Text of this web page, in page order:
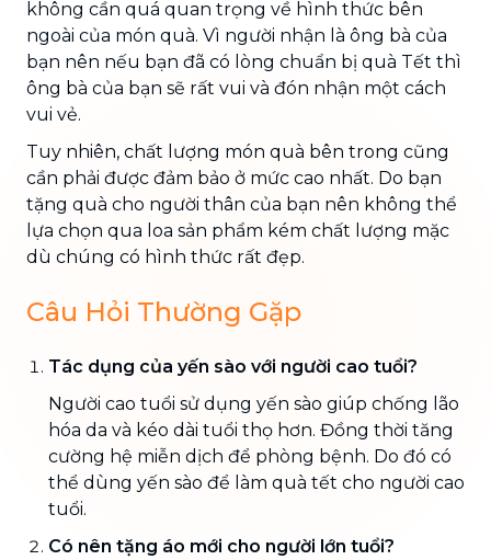
không cần quá quan trọng về hình thức bên
ngoài của món quà. Vì người nhận là ông bà của
bạn nên nếu bạn đã có lòng chuẩn bị quà Tết thì
ông bà của bạn sẽ rất vui và đón nhận một cách
vui vẻ.
Tuy nhiên, chất lượng món quà bên trong cũng
cần phải được đảm bảo ở mức cao nhất. Do bạn
tặng quà cho người thân của bạn nên không thể
lựa chọn qua loa sản phẩm kém chất lượng mặc
dù chúng có hình thức rất đẹp.
Câu Hỏi Thường Gặp
Tác dụng của yến sào với người cao tuổi?
Người cao tuổi sử dụng yến sào giúp chống lão
hóa da và kéo dài tuổi thọ hơn. Đồng thời tăng
cường hệ miễn dịch để phòng bệnh. Do đó có
thể dùng yến sào để làm quà tết cho người cao
tuổi.
Có nên tặng áo mới cho người lớn tuổi?